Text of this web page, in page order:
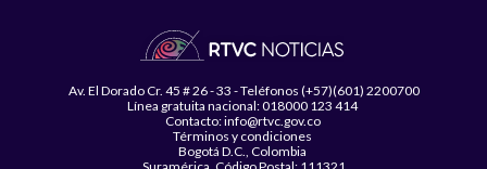
Av. El Dorado Cr. 45 # 26 - 33 - Teléfonos (+57)(601) 2200700
Línea gratuita nacional: 018000 123 414
Contacto: info@rtvc.gov.co
Términos y condiciones
Bogotá D.C., Colombia